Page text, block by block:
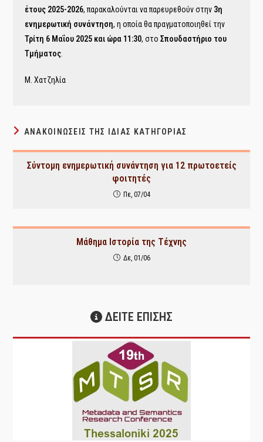
έτους 2025-2026, παρακαλούνται να παρευρεθούν στην 3η
ενημερωτική συνάντηση, η οποία θα πραγματοποιηθεί την
Τρίτη 6 Μαΐου 2025 και ώρα 11:30, στοΣπουδαστήριο του
Τμήματος
M. Χατζηλία
ΑΝΑΚΟΙΝΏΣΕΙΣ ΤΗΣ ΊΔΙΑΣ ΚΑΤΗΓΟΡΊΑΣ
Σύντομη ενημερωτική συνάντηση για 12 πρωτοετείς
φοιτητές
Πε, 07/04
Μάθημα Ιστορία της Τέχνης
Δε, 01/06
ΔΕΙΤΕ ΕΠΙΣΗΣ